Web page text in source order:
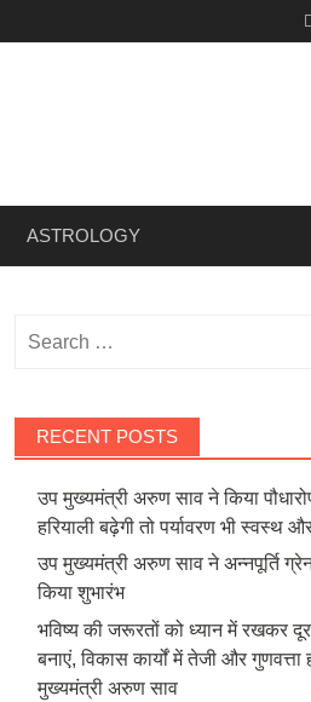
ASTROLOGY
RECENT POSTS
उप मुख्यमंत्री अरुण साव ने किया
हरियाली बढ़ेगी तो पर्यावरण भी स्वस्थ
उप मुख्यमंत्री अरुण साव ने अन्नपूर्ति
किया शुभारंभ
भविष्य की जरूरतों को ध्यान में रखकर
बनाएं, विकास कार्यों में तेजी और गुणवत्ता
मुख्यमंत्री अरुण साव